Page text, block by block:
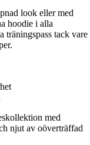
look eller med
hoodie i alla
träningspass tack vare
med
njut av oöverträffad